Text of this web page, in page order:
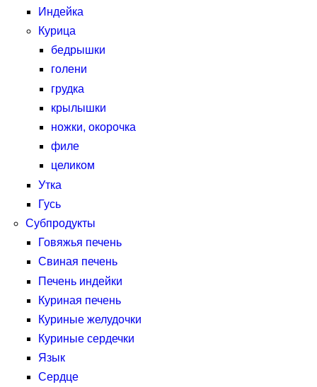
Индейка
Курица
бедрышки
голени
грудка
крылышки
ножки, окорочка
филе
целиком
Утка
Гусь
Субпродукты
Говяжья печень
Свиная печень
Печень индейки
Куриная печень
Куриные желудочки
Куриные сердечки
Язык
Сердце